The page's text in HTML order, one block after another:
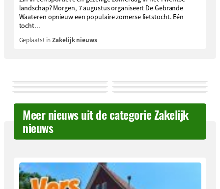
landschap? Morgen, 7 augustus organiseert De Gebrande
Waateren opnieuw een populaire zomerse fietstocht. Eén
tocht...
Geplaatst inZakelijk nieuws
Meer nieuws uit de categorie Zakelijk
nieuws